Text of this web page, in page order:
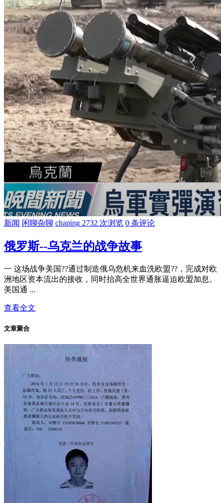
新闻 闲聊杂聊 chaping 2732 次浏览 0 条评论
俄罗斯--乌克兰的战争故事
一 这场战争美国??通过制造俄乌危机来血洗欧盟??，完成对欧
洲地区资本流出的接收，同时抬高全世界通胀逼迫欧盟加息。
美国通 ...
查看全文
文章聚合